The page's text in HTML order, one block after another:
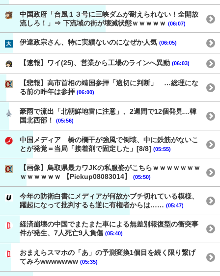
中国政府「台風１３号に三峡ダムが耐えられない！全開放
流しろ！」⇒ 下流域の街が壊滅状態ｗｗｗｗｗ (06:07)
伊達政宗さん、特に実績ないのになぜか人気 (06:05)
【速報】ワイ(25)、営業から工場のラインへ異動 (06:03)
【悲報】高市首相の靖国参拝「適切に判断」 …総理にな
る前の昨年は参拝 (06:00)
豪雨で流出「北朝鮮地雷に注意」、2週間で12個発見…韓
国北西部！
(05:56)
中国メディア 橋の欄干が強風で倒壊、中に鉄筋がないこ
とが発覚＝当局「接着剤で固定した」[8/8] (05:55)
【画像】鳥取県最カワJKの私服姿がこちらｗｗｗｗｗｗｗ
ｗｗｗｗｗｗ 【Pickup08083014】
(05:50)
今年の防衛白書にメディアが何故かブチ切れている模様、
躍起になって批判するも逆に有権者からは…… (05:47)
経済崩壊の中国でまたまた車による無差別報復型の衝突事
件が発生、7人死亡9人負傷 (05:40)
おまえらスマホの「あ」の予測変換1個目を続く限り繋げ
てみろwwwwwww (05:35)